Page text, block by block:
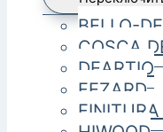
BELLO-
COSCA
DEARTIO
FEZARD